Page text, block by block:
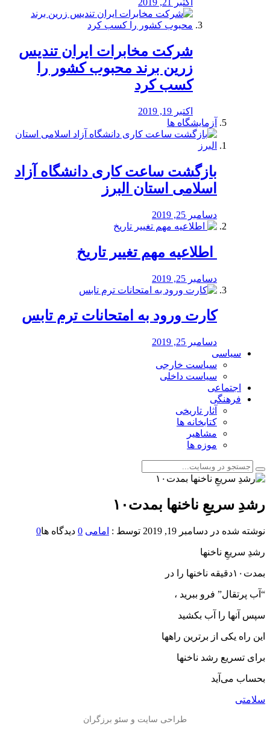
اکتبر 21, 2019
شرکت مخابرات ایران تندیس
زرین برند محبوب کشور را
کسب کرد
اکتبر 19, 2019
آزمایشگاه ها
بازگشت ساعت کاری دانشگاه آزاد
اسلامی استان البرز
دسامبر 25, 2019
️ اطلاعیه مهم تغییر تاریخ
دسامبر 25, 2019
کارت ورود به امتحانات ترم تابس
دسامبر 25, 2019
سیاسی
سیاست خارجی
سیاست داخلی
اجتماعی
فرهنگی
آثار تاریخی
کتابخانه ها
مشاهیر
موزه ها
رشدِ سریعِ ناخنها بمدت۱۰
نوشته شده در دسامبر 19, 2019 توسط : امامی 0 دیدگاه ها0
رشدِ سریعِ ناخنها
بمدت۱۰دقیقه ناخنها را در
“آب پرتقال” فرو ببرید ،
سپس آنها را آب بکشید
این راه یکی از برترین راهها
برای تسریع رشد ناخنها
بحساب می‌آید
سلامتی